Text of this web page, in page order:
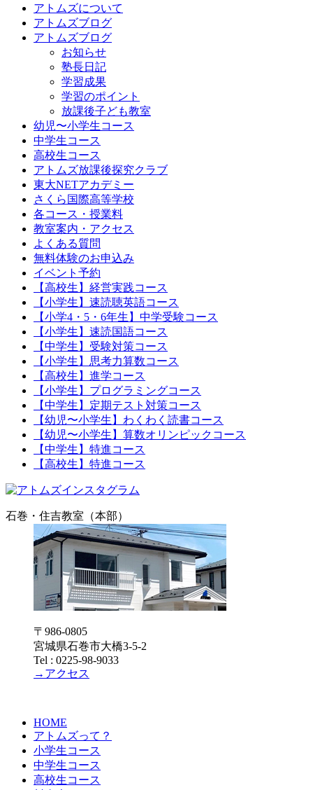
アトムズについて
アトムズブログ
アトムズブログ
お知らせ
塾長日記
学習成果
学習のポイント
放課後子ども教室
幼児〜小学生コース
中学生コース
高校生コース
アトムズ放課後探究クラブ
東大NETアカデミー
さくら国際高等学校
各コース・授業料
教室案内・アクセス
よくある質問
無料体験のお申込み
イベント予約
【高校生】経営実践コース
【小学生】速読聴英語コース
【小学4・5・6年生】中学受験コース
【小学生】速読国語コース
【中学生】受験対策コース
【小学生】思考力算数コース
【高校生】進学コース
【小学生】プログラミングコース
【中学生】定期テスト対策コース
【幼児〜小学生】わくわく読書コース
【幼児〜小学生】算数オリンピックコース
【中学生】特進コース
【高校生】特進コース
石巻・住吉教室（本部）
〒986-0805
宮城県石巻市大橋3-5-2
Tel : 0225-98-9033
→アクセス
HOME
アトムズって？
小学生コース
中学生コース
高校生コース